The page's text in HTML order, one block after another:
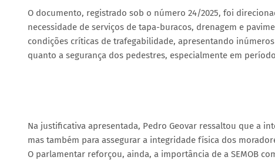
O documento, registrado sob o número 24/2025, foi
necessidade de serviços de tapa-buracos, drenagem e
condições críticas de trafegabilidade, apresentando
quanto a segurança dos pedestres, especialmente em
Na justificativa apresentada, Pedro Geovar ressaltou que a
mas também para assegurar a integridade física dos
O parlamentar reforçou, ainda, a importância de a SEMOB